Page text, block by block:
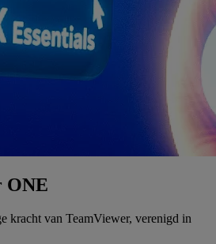
ONE
kracht van TeamViewer, verenigd in